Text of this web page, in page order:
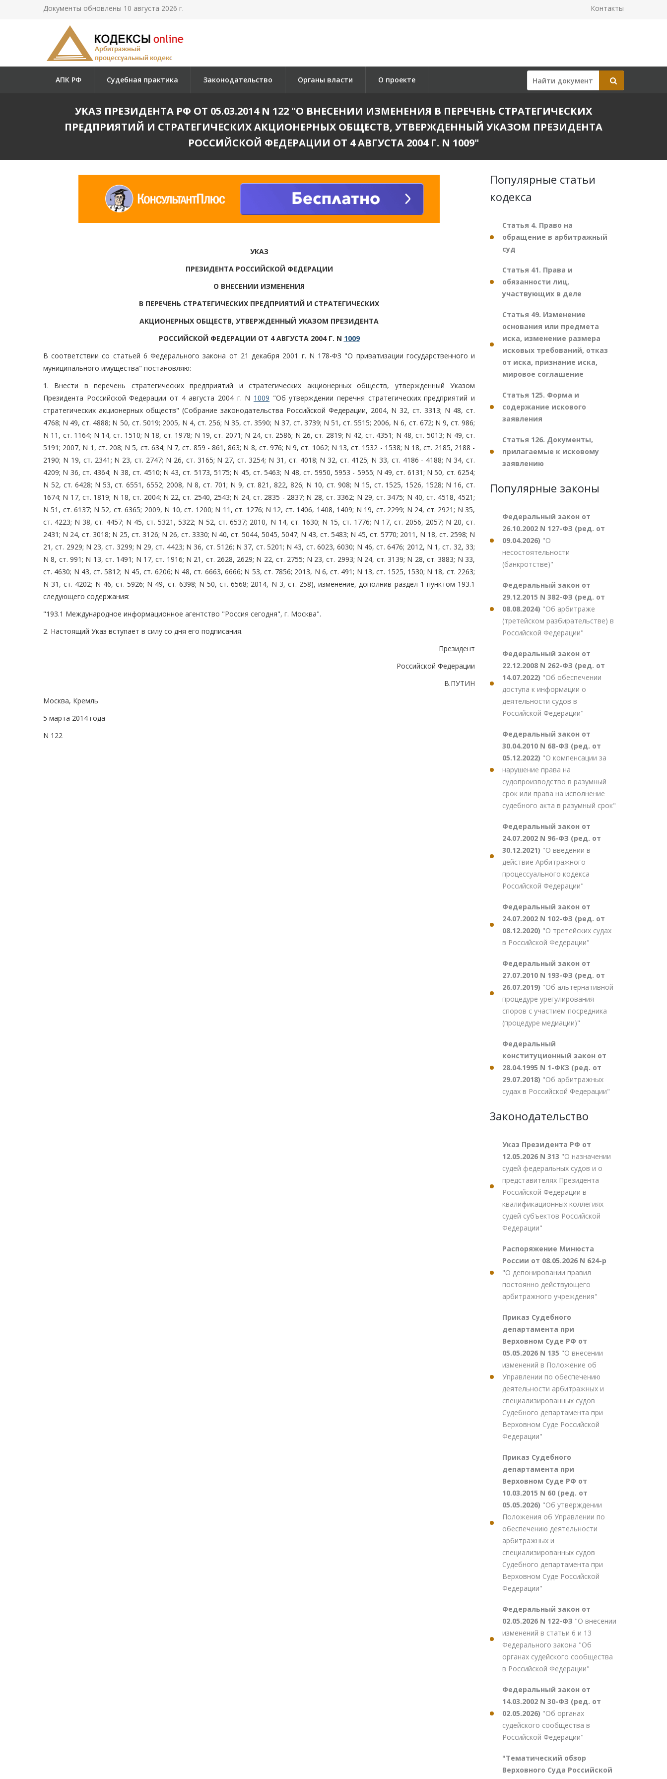
Документы обновлены 10 августа 2026 г. Контакты
АПК РФ Судебная практика Законодательство Органы власти О проекте
УКАЗ ПРЕЗИДЕНТА РФ ОТ 05.03.2014 N 122 "О ВНЕСЕНИИ ИЗМЕНЕНИЯ В ПЕРЕЧЕНЬ СТРАТЕГИЧЕСКИХ
ПРЕДПРИЯТИЙ И СТРАТЕГИЧЕСКИХ АКЦИОНЕРНЫХ ОБЩЕСТВ, УТВЕРЖДЕННЫЙ УКАЗОМ ПРЕЗИДЕНТА
РОССИЙСКОЙ ФЕДЕРАЦИИ ОТ 4 АВГУСТА 2004 Г. N 1009"
УКАЗ
ПРЕЗИДЕНТА РОССИЙСКОЙ ФЕДЕРАЦИИ
О ВНЕСЕНИИ ИЗМЕНЕНИЯ
В ПЕРЕЧЕНЬ СТРАТЕГИЧЕСКИХ ПРЕДПРИЯТИЙ И СТРАТЕГИЧЕСКИХ
АКЦИОНЕРНЫХ ОБЩЕСТВ, УТВЕРЖДЕННЫЙ УКАЗОМ ПРЕЗИДЕНТА
РОССИЙСКОЙ ФЕДЕРАЦИИ ОТ 4 АВГУСТА 2004 Г. N 1009
В соответствии со статьей 6 Федерального закона от 21 декабря 2001 г. N 178-ФЗ "О приватизации государственного и
муниципального имущества" постановляю:
1. Внести в перечень стратегических предприятий и стратегических акционерных обществ, утвержденный Указом
Президента Российской Федерации от 4 августа 2004 г. N 1009 "Об утверждении перечня стратегических предприятий и
стратегических акционерных обществ" (Собрание законодательства Российской Федерации, 2004, N 32, ст. 3313; N 48, ст.
4768; N 49, ст. 4888; N 50, ст. 5019; 2005, N 4, ст. 256; N 35, ст. 3590; N 37, ст. 3739; N 51, ст. 5515; 2006, N 6, ст. 672; N 9, ст. 986;
N 11, ст. 1164; N 14, ст. 1510; N 18, ст. 1978; N 19, ст. 2071; N 24, ст. 2586; N 26, ст. 2819; N 42, ст. 4351; N 48, ст. 5013; N 49, ст.
5191; 2007, N 1, ст. 208; N 5, ст. 634; N 7, ст. 859 - 861, 863; N 8, ст. 976; N 9, ст. 1062; N 13, ст. 1532 - 1538; N 18, ст. 2185, 2188 -
2190; N 19, ст. 2341; N 23, ст. 2747; N 26, ст. 3165; N 27, ст. 3254; N 31, ст. 4018; N 32, ст. 4125; N 33, ст. 4186 - 4188; N 34, ст.
4209; N 36, ст. 4364; N 38, ст. 4510; N 43, ст. 5173, 5175; N 45, ст. 5463; N 48, ст. 5950, 5953 - 5955; N 49, ст. 6131; N 50, ст. 6254;
N 52, ст. 6428; N 53, ст. 6551, 6552; 2008, N 8, ст. 701; N 9, ст. 821, 822, 826; N 10, ст. 908; N 15, ст. 1525, 1526, 1528; N 16, ст.
1674; N 17, ст. 1819; N 18, ст. 2004; N 22, ст. 2540, 2543; N 24, ст. 2835 - 2837; N 28, ст. 3362; N 29, ст. 3475; N 40, ст. 4518, 4521;
N 51, ст. 6137; N 52, ст. 6365; 2009, N 10, ст. 1200; N 11, ст. 1276; N 12, ст. 1406, 1408, 1409; N 19, ст. 2299; N 24, ст. 2921; N 35,
ст. 4223; N 38, ст. 4457; N 45, ст. 5321, 5322; N 52, ст. 6537; 2010, N 14, ст. 1630; N 15, ст. 1776; N 17, ст. 2056, 2057; N 20, ст.
2431; N 24, ст. 3018; N 25, ст. 3126; N 26, ст. 3330; N 40, ст. 5044, 5045, 5047; N 43, ст. 5483; N 45, ст. 5770; 2011, N 18, ст. 2598; N
21, ст. 2929; N 23, ст. 3299; N 29, ст. 4423; N 36, ст. 5126; N 37, ст. 5201; N 43, ст. 6023, 6030; N 46, ст. 6476; 2012, N 1, ст. 32, 33;
N 8, ст. 991; N 13, ст. 1491; N 17, ст. 1916; N 21, ст. 2628, 2629; N 22, ст. 2755; N 23, ст. 2993; N 24, ст. 3139; N 28, ст. 3883; N 33,
ст. 4630; N 43, ст. 5812; N 45, ст. 6206; N 48, ст. 6663, 6666; N 53, ст. 7856; 2013, N 6, ст. 491; N 13, ст. 1525, 1530; N 18, ст. 2263;
N 31, ст. 4202; N 46, ст. 5926; N 49, ст. 6398; N 50, ст. 6568; 2014, N 3, ст. 258), изменение, дополнив раздел 1 пунктом 193.1
следующего содержания:
"193.1 Международное информационное агентство "Россия сегодня", г. Москва".
2. Настоящий Указ вступает в силу со дня его подписания.
Президент
Российской Федерации
В.ПУТИН
Москва, Кремль
5 марта 2014 года
N 122
Популярные статьи
кодекса
Статья 4. Право на
обращение в арбитражный
суд
Статья 41. Права и
обязанности лиц,
участвующих в деле
Статья 49. Изменение
основания или предмета
иска, изменение размера
исковых требований, отказ
от иска, признание иска,
мировое соглашение
Статья 125. Форма и
содержание искового
заявления
Статья 126. Документы,
прилагаемые к исковому
заявлению
Популярные законы
Федеральный закон от
26.10.2002 N 127-ФЗ (ред. от
09.04.2026) "О
несостоятельности
(банкротстве)"
Федеральный закон от
29.12.2015 N 382-ФЗ (ред. от
08.08.2024) "Об арбитраже
(третейском разбирательстве) в
Российской Федерации"
Федеральный закон от
22.12.2008 N 262-ФЗ (ред. от
14.07.2022) "Об обеспечении
доступа к информации о
деятельности судов в
Российской Федерации"
Федеральный закон от
30.04.2010 N 68-ФЗ (ред. от
05.12.2022) "О компенсации за
нарушение права на
судопроизводство в разумный
срок или права на исполнение
судебного акта в разумный срок"
Федеральный закон от
24.07.2002 N 96-ФЗ (ред. от
30.12.2021) "О введении в
действие Арбитражного
процессуального кодекса
Российской Федерации"
Федеральный закон от
24.07.2002 N 102-ФЗ (ред. от
08.12.2020) "О третейских судах
в Российской Федерации"
Федеральный закон от
27.07.2010 N 193-ФЗ (ред. от
26.07.2019) "Об альтернативной
процедуре урегулирования
споров с участием посредника
(процедуре медиации)"
Федеральный
конституционный закон от
28.04.1995 N 1-ФКЗ (ред. от
29.07.2018) "Об арбитражных
судах в Российской Федерации"
Законодательство
Указ Президента РФ от
12.05.2026 N 313 "О назначении
судей федеральных судов и о
представителях Президента
Российской Федерации в
квалификационных коллегиях
судей субъектов Российской
Федерации"
Распоряжение Минюста
России от 08.05.2026 N 624-р
"О депонировании правил
постоянно действующего
арбитражного учреждения"
Приказ Судебного
департамента при
Верховном Суде РФ от
05.05.2026 N 135 "О внесении
изменений в Положение об
Управлении по обеспечению
деятельности арбитражных и
специализированных судов
Судебного департамента при
Верховном Суде Российской
Федерации"
Приказ Судебного
департамента при
Верховном Суде РФ от
10.03.2015 N 60 (ред. от
05.05.2026) "Об утверждении
Положения об Управлении по
обеспечению деятельности
арбитражных и
специализированных судов
Судебного департамента при
Верховном Суде Российской
Федерации"
Федеральный закон от
02.05.2026 N 122-ФЗ "О внесении
изменений в статьи 6 и 13
Федерального закона "Об
органах судейского сообщества
в Российской Федерации"
Федеральный закон от
14.03.2002 N 30-ФЗ (ред. от
02.05.2026) "Об органах
судейского сообщества в
Российской Федерации"
"Тематический обзор
Верховного Суда Российской